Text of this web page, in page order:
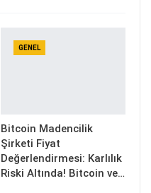
GENEL
Bitcoin Madencilik
Şirketi Fiyat
Değerlendirmesi: Karlılık
Riski Altında! Bitcoin ve…